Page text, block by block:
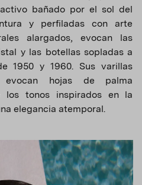
bañado por el sol del
y perfiladas con arte
alargados, evocan las
y las botellas sopladas a
1950 y 1960. Sus varillas
evocan hojas de palma
los tonos inspirados en la
elegancia atemporal.